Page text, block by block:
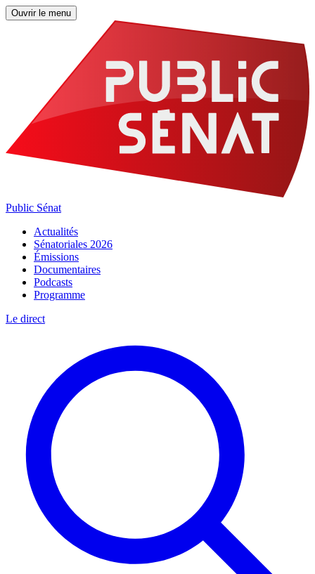
Ouvrir le menu
Public Sénat
Actualités
Sénatoriales 2026
Émissions
Documentaires
Podcasts
Programme
Le direct